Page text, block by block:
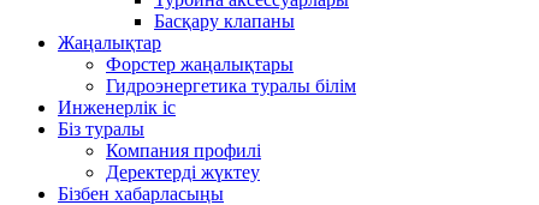
Басқару клапаны
Жаңалықтар
Форстер жаңалықтары
Гидроэнергетика туралы білім
Инженерлік іс
Біз туралы
Компания профилі
Деректерді жүктеу
Бізбен хабарласыңы